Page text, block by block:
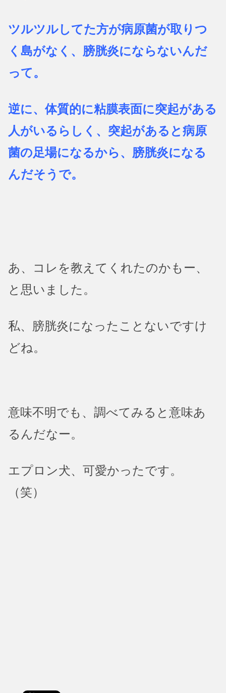
ツルツルしてた方が病原菌が取りつ
く島がなく、膀胱炎にならないんだ
って。
逆に、体質的に粘膜表面に突起がある
人がいるらしく、突起があると病原
菌の足場になるから、膀胱炎になる
んだそうで。
あ、コレを教えてくれたのかもー、
と思いました。
私、膀胱炎になったことないですけ
どね。
意味不明でも、調べてみると意味あ
るんだなー。
エプロン犬、可愛かったです。
（笑）